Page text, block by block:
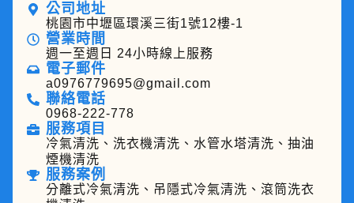
公司地址
桃園市中壢區環溪三街1號12樓-1
營業時間
週一至週日 24小時線上服務
電子郵件
a0976779695@gmail.com
聯絡電話
0968-222-778
服務項目
冷氣清洗、洗衣機清洗、水管水塔清洗、抽油
煙機清洗
服務案例
分離式冷氣清洗、吊隱式冷氣清洗、滾筒洗衣